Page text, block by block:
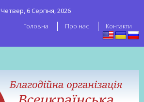
Четвер, 6 Серпня, 2026
Головна
Про нас Контакти
робітників